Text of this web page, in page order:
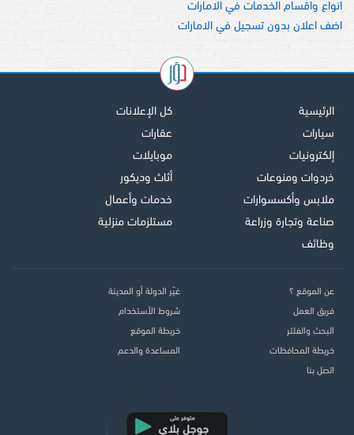
انواع واقسام الخدمات في الامارات
اضف اعلان بدون تسجيل في الامارات
الرئيسية
كل الإعلانات
سيارات
عقارات
إلكترونيات
موبايلات
خردوات ومنوعات
أثاث وديكور
ملابس وأكسسوارات
خدمات وأعمال
صناعة وتجارة وزراعة
مستلزمات منزلية
وظائف
عن الموقع ؟ غيّر الدولة أو المدينة
فريق العمل شروط الأستخدام
البحث والفلتر خريطة الموقع
خريطة المحافظات المساعدة والدعم
اتصل بنا